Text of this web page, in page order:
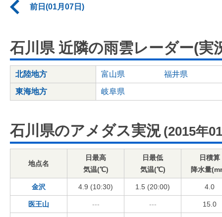
前日(01月07日)
石川県 近隣の雨雲レーダー(実
北陸地方 富山県 福井県
東海地方 岐阜県
石川県のアメダス実況 (2015年
地点名
日最高
気温(℃)
日最低
気温(℃)
日積算
降水量
金沢 4.9 (10:30) 1.5 (20:00) 4.0
医王山 --- --- 15.0